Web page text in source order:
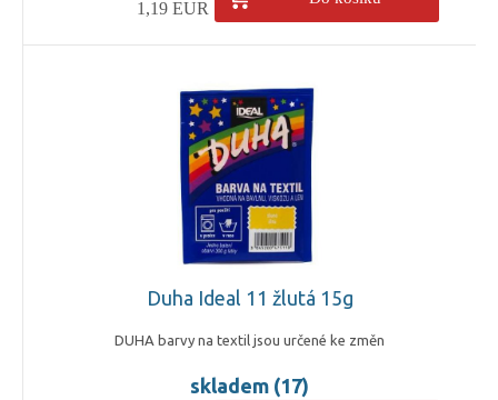
1,19 EUR
Duha Ideal 11 žlutá 15g
DUHA barvy na textil jsou určené ke změn
skladem (17)